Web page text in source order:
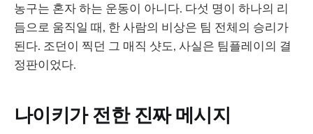
농구는 혼자 하는 운동이 아니다. 다섯 명이 하나의 리
듬으로 움직일 때, 한 사람의 비상은 팀 전체의 승리가
된다. 조던이 찍던 그 매직 샷도, 사실은 팀플레이의 결
정판이었다.
나이키가 전한 진짜 메시지